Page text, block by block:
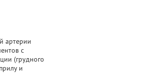
артерии
с
(грудного
и